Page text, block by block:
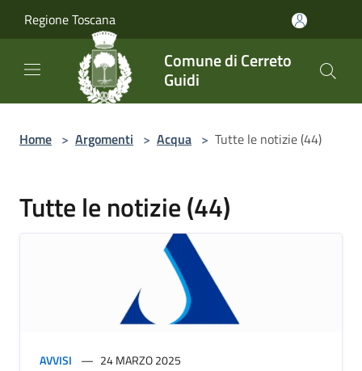
Regione Toscana
Comune di Cerreto
Guidi
Home > Argomenti > Acqua > Tutte le notizie (44)
Tutte le notizie (44)
AVVISI 24 MARZO 2025